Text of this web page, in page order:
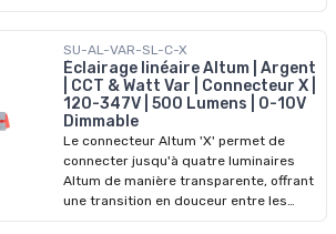
6W qui délivre 400 lumens avec une
plage de tension flexible de 30-42V DC
et un courant ajustable (700mA à
1050mA). En fonction du luminaire, il
offre un choix de températures de
couleur (30K, 40K, 50K) tout en étant
compatible avec les systèmes de
gradation 0-10V.
SU-AL-VAR-SL-C-X
Éclairage linéaire Altum | Argent
| CCT & Watt Var | Connecteur X |
120-347V | 500 Lumens | 0-10V
Dimmable
Le connecteur Altum 'X' permet de
connecter jusqu'à quatre luminaires
Altum de manière transparente, offrant
une transition en douceur entre les